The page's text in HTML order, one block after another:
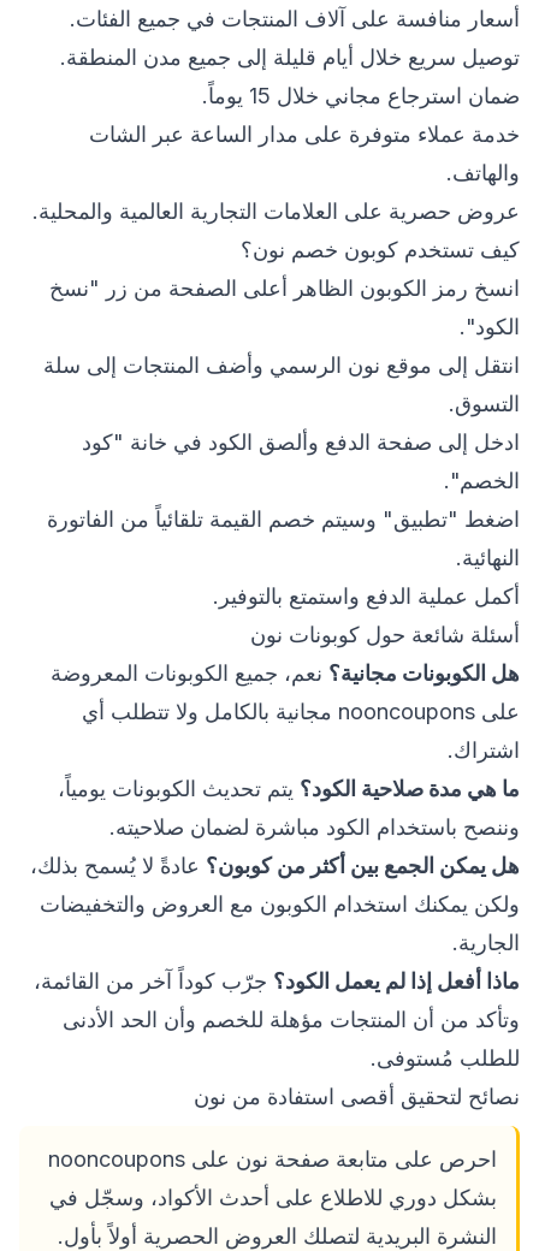
أسعار منافسة على آلاف المنتجات في جميع الفئات.
توصيل سريع خلال أيام قليلة إلى جميع مدن المنطقة.
ضمان استرجاع مجاني خلال 15 يوماً.
خدمة عملاء متوفرة على مدار الساعة عبر الشات
والهاتف.
عروض حصرية على العلامات التجارية العالمية والمحلية.
كيف تستخدم كوبون خصم نون؟
انسخ رمز الكوبون الظاهر أعلى الصفحة من زر "نسخ
الكود".
انتقل إلى موقع نون الرسمي وأضف المنتجات إلى سلة
التسوق.
ادخل إلى صفحة الدفع وألصق الكود في خانة "كود
الخصم".
اضغط "تطبيق" وسيتم خصم القيمة تلقائياً من الفاتورة
النهائية.
أكمل عملية الدفع واستمتع بالتوفير.
أسئلة شائعة حول كوبونات نون
هل الكوبونات مجانية؟ نعم، جميع الكوبونات المعروضة
على nooncoupons مجانية بالكامل ولا تتطلب أي
اشتراك.
ما هي مدة صلاحية الكود؟ يتم تحديث الكوبونات يومياً،
وننصح باستخدام الكود مباشرة لضمان صلاحيته.
هل يمكن الجمع بين أكثر من كوبون؟ عادةً لا يُسمح بذلك،
ولكن يمكنك استخدام الكوبون مع العروض والتخفيضات
الجارية.
ماذا أفعل إذا لم يعمل الكود؟ جرّب كوداً آخر من القائمة،
وتأكد من أن المنتجات مؤهلة للخصم وأن الحد الأدنى
للطلب مُستوفى.
نصائح لتحقيق أقصى استفادة من نون
احرص على متابعة صفحة نون على nooncoupons
بشكل دوري للاطلاع على أحدث الأكواد، وسجّل في
النشرة البريدية لتصلك العروض الحصرية أولاً بأول.